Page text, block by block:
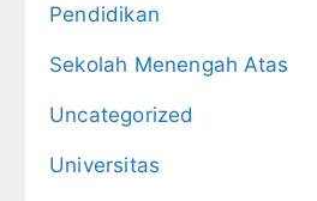
Pendidikan
Sekolah Menengah Atas
Uncategorized
Universitas